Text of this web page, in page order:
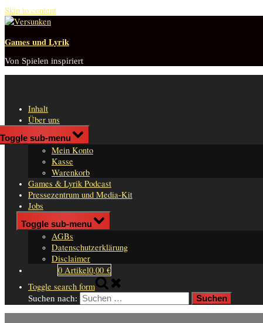
Skip to content
Games und Lyrik
Von Spielen inspiriert
Inhalt
Über uns
Shop
Toggle sub-menu
Mein Konto
Kasse
Warenkorb
Games & Lyrik Podcast
Pressezentrum und Media-Kit
Jobs
Impressum
Toggle sub-menu
AGBs
Datenschutzerklärung
Disclaimer
0 Artikel0,00 €
Toggle search form
Suchen nach: